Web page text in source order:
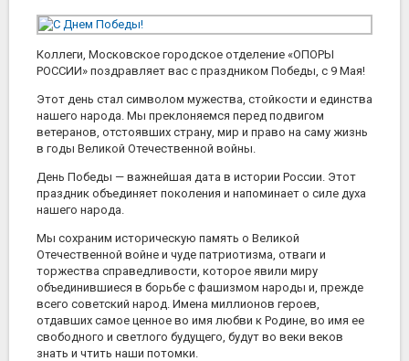
Коллеги, Московское городское отделение «ОПОРЫ
РОССИИ» поздравляет вас с праздником Победы, с 9 Мая!
Этот день стал символом мужества, стойкости и единства
нашего народа. Мы преклоняемся перед подвигом
ветеранов, отстоявших страну, мир и право на саму жизнь
в годы Великой Отечественной войны.
День Победы — важнейшая дата в истории России. Этот
праздник объединяет поколения и напоминает о силе духа
нашего народа.
Мы сохраним историческую память о Великой
Отечественной войне и чуде патриотизма, отваги и
торжества справедливости, которое явили миру
объединившиеся в борьбе с фашизмом народы и, прежде
всего советский народ. Имена миллионов героев,
отдавших самое ценное во имя любви к Родине, во имя ее
свободного и светлого будущего, будут во веки веков
знать и чтить наши потомки.